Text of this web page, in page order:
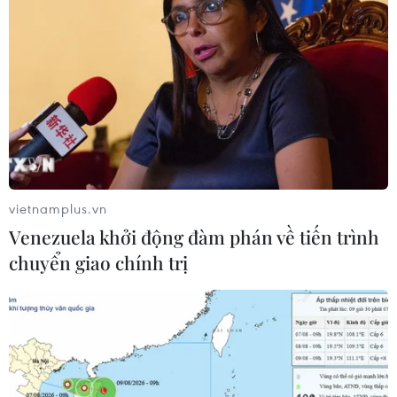
triệu USD và 22 dự án điều chỉnh tăng vốn thêm hơn 451
Tỉnh Đồng Nai - điểm đến thành công của
vietnamplus.vn
Venezuela khởi động đàm phán về tiến trình
chuyển giao chính trị